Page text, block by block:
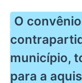
O
município,
para a